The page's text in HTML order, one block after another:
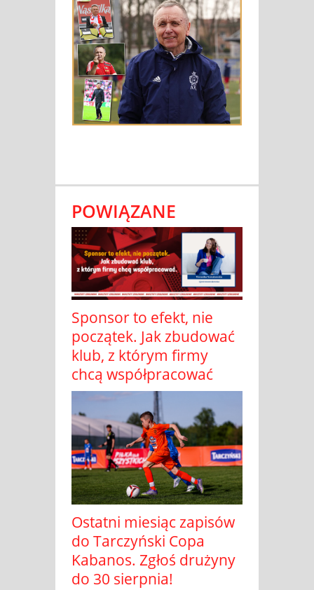
POWIĄZANE
Sponsor to efekt, nie
początek. Jak zbudować
klub, z którym firmy
chcą współpracować
Ostatni miesiąc zapisów
do Tarczyński Copa
Kabanos. Zgłoś drużyny
do 30 sierpnia!